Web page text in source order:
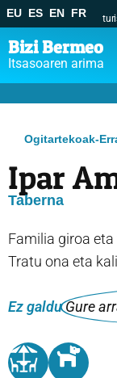
EU ES EN FR
Bizi Bermeo
Itsasoaren arima
Ogitartekoak-
Ipar
Taberna
Familia giroa
Tratu ona eta
Ez galduGure